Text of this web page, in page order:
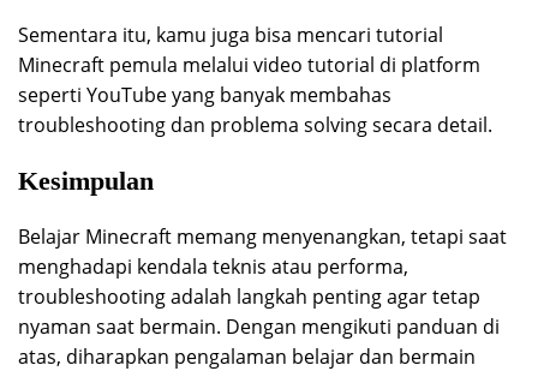
Sementara itu, kamu juga bisa mencari tutorial
Minecraft pemula melalui video tutorial di platform
seperti YouTube yang banyak membahas
troubleshooting dan problema solving secara detail.
Kesimpulan
Belajar Minecraft memang menyenangkan, tetapi saat
menghadapi kendala teknis atau performa,
troubleshooting adalah langkah penting agar tetap
nyaman saat bermain. Dengan mengikuti panduan di
atas, diharapkan pengalaman belajar dan bermain